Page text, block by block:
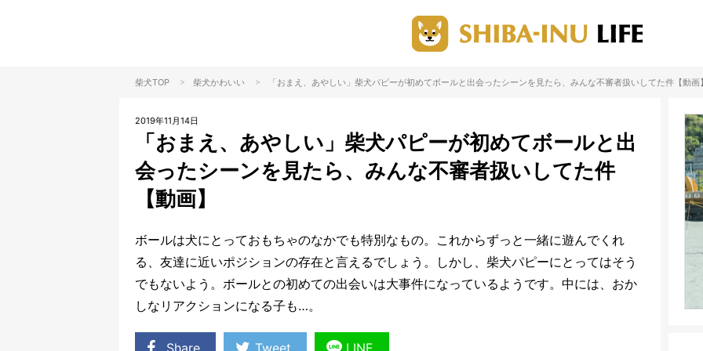
柴犬TOP > 柴犬かわいい > 「おまえ、あやしい」柴犬パピーが初めてボールと出会ったシーンを見たら、みんな不審者扱いしてた件【動画
2019年11月14日
「おまえ、あやしい」柴犬パピーが初めてボールと出
会ったシーンを見たら、みんな不審者扱いしてた件
【動画】
ボールは犬にとっておもちゃのなかでも特別なもの。これからずっと一緒に遊んでくれ
る、友達に近いポジションの存在と言えるでしょう。しかし、柴犬パピーにとってはそう
でもないよう。ボールとの初めての出会いは大事件になっているようです。中には、おか
しなリアクションになる子も…。
Share Tweet LINE